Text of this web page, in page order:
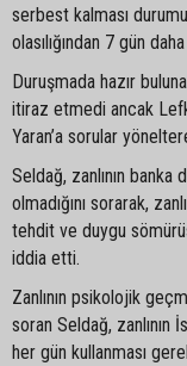
serbest kalması
olasılığından 7 gün
Duruşmada hazır
itiraz etmedi ancak
Yaran’a sorular
Seldağ, zanlının
olmadığını sorarak,
tehdit ve duygu
iddia etti.
Zanlının psikolojik
soran Seldağ, zanlının
her gün kullanması